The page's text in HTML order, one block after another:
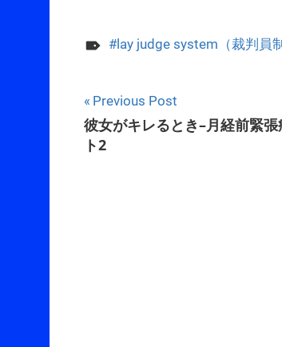
lay judge system（裁判員制
Post
navigation
Previous Post
彼女がキレるとき–月経前緊
ト2